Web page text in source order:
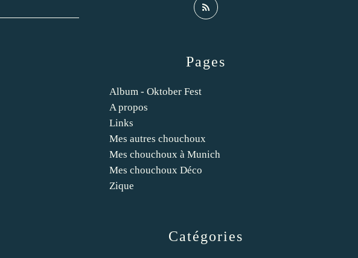
Catégories
Pages
Album - Oktober Fest
A propos
Links
Mes autres chouchoux
Mes chouchoux à Munich
Mes chouchoux Déco
Zique